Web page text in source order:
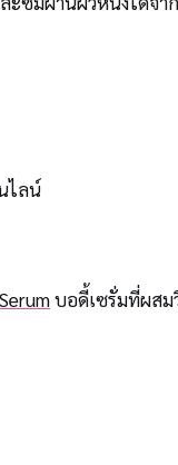
ไลน์
บอดี้เซรั่มที่ผส